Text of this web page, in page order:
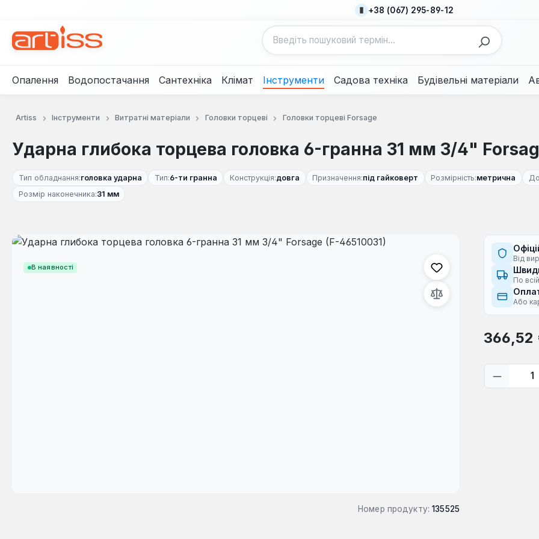
+38 (067) 295-89-12
Опалення Водопостачання Сантехніка Клімат Інструменти Садова техніка Будівельні матеріали
Artiss Інструменти Витратні матеріали Головки торцеві Головки торцеві Forsage
Ударна глибока торцева головка 6-гранна 31 мм 3/4"
Тип обладнання:головка ударна Тип:6-ти гранна Конструкція:довга Призначення:під гайковерт Розмірність:метрична
Розмір наконечника:31 мм
В наявності
Пропустити галерею зображень
Номер продукту: 135525
Від
По
Або
Звичайна
366,52